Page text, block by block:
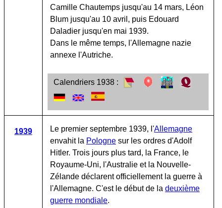
Camille Chautemps jusqu'au 14 mars, Léon
Blum jusqu'au 10 avril, puis Edouard
Daladier jusqu'en mai 1939.
Dans le même temps, l'Allemagne nazie
annexe l'Autriche.
Calendriers 1938 :
1939 Le premier septembre 1939, l'Allemagne
envahit la Pologne sur les ordres d'Adolf
Hitler. Trois jours plus tard, la France, le
Royaume-Uni, l'Australie et la Nouvelle-
Zélande déclarent officiellement la guerre à
l'Allemagne. C'est le début de la deuxième
guerre mondiale.